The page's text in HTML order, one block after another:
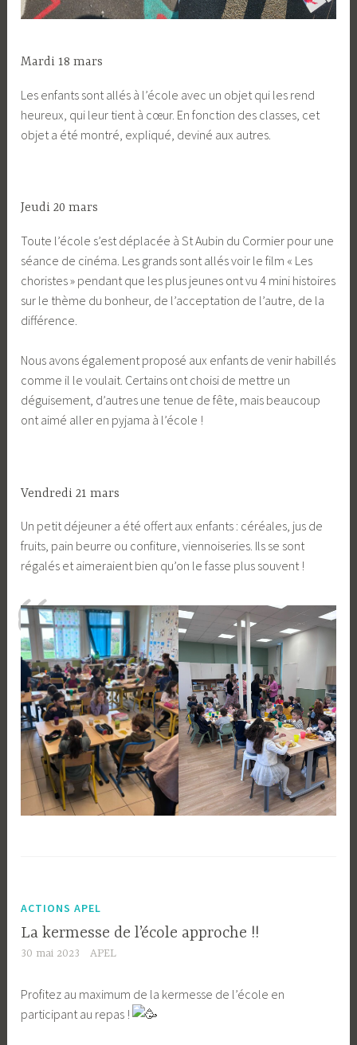
Mardi 18 mars
Les enfants sont allés à l’école avec un objet qui les rend
heureux, qui leur tient à cœur. En fonction des classes, cet
objet a été montré, expliqué, deviné aux autres.
Jeudi 20 mars
Toute l’école s’est déplacée à St Aubin du Cormier pour une
séance de cinéma. Les grands sont allés voir le film « Les
choristes » pendant que les plus jeunes ont vu 4 mini histoires
sur le thème du bonheur, de l’acceptation de l’autre, de la
différence.
Nous avons également proposé aux enfants de venir habillés
comme il le voulait. Certains ont choisi de mettre un
déguisement, d’autres une tenue de fête, mais beaucoup
ont aimé aller en pyjama à l’école !
Vendredi 21 mars
Un petit déjeuner a été offert aux enfants : céréales, jus de
fruits, pain beurre ou confiture, viennoiseries. Ils se sont
régalés et aimeraient bien qu’on le fasse plus souvent !
ACTIONS APEL
La kermesse de l’école approche !!
30 mai 2023 APEL
Profitez au maximum de la kermesse de l’école en
participant au repas !